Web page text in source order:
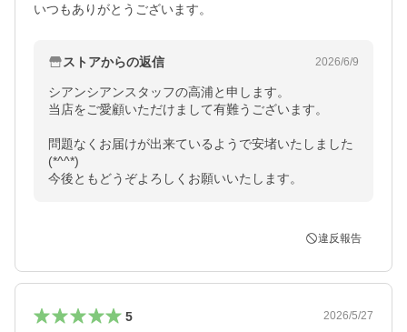
ストアからの返信 2026/6/9
シアンシアンスタッフの高浦と申します。
当店をご愛顧いただけまして有難うございます。
問題なくお届けが出来ているようで安堵いたしました
(*^^*)
今後ともどうぞよろしくお願いいたします。
違反報告
5
2026/5/27